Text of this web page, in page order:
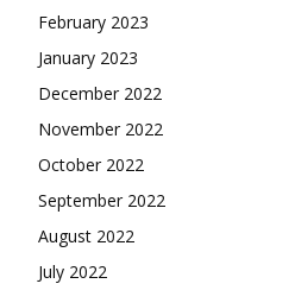
February 2023
January 2023
December 2022
November 2022
October 2022
September 2022
August 2022
July 2022